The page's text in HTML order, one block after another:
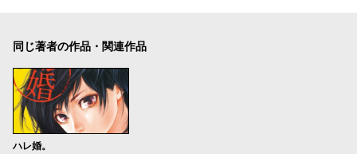
同じ著者の作品・関連作品
ハレ婚。